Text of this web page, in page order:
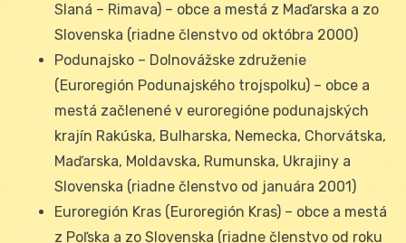
Slaná – Rimava) – obce a mestá z Maďarska a zo
Slovenska (riadne členstvo od októbra 2000)
Podunajsko – Dolnovážske združenie
(Euroregión Podunajského trojspolku) – obce a
mestá začlenené v euroregióne podunajských
krajín Rakúska, Bulharska, Nemecka, Chorvátska,
Maďarska, Moldavska, Rumunska, Ukrajiny a
Slovenska (riadne členstvo od januára 2001)
Euroregión Kras (Euroregión Kras) – obce a mestá
z Poľska a zo Slovenska (riadne členstvo od roku